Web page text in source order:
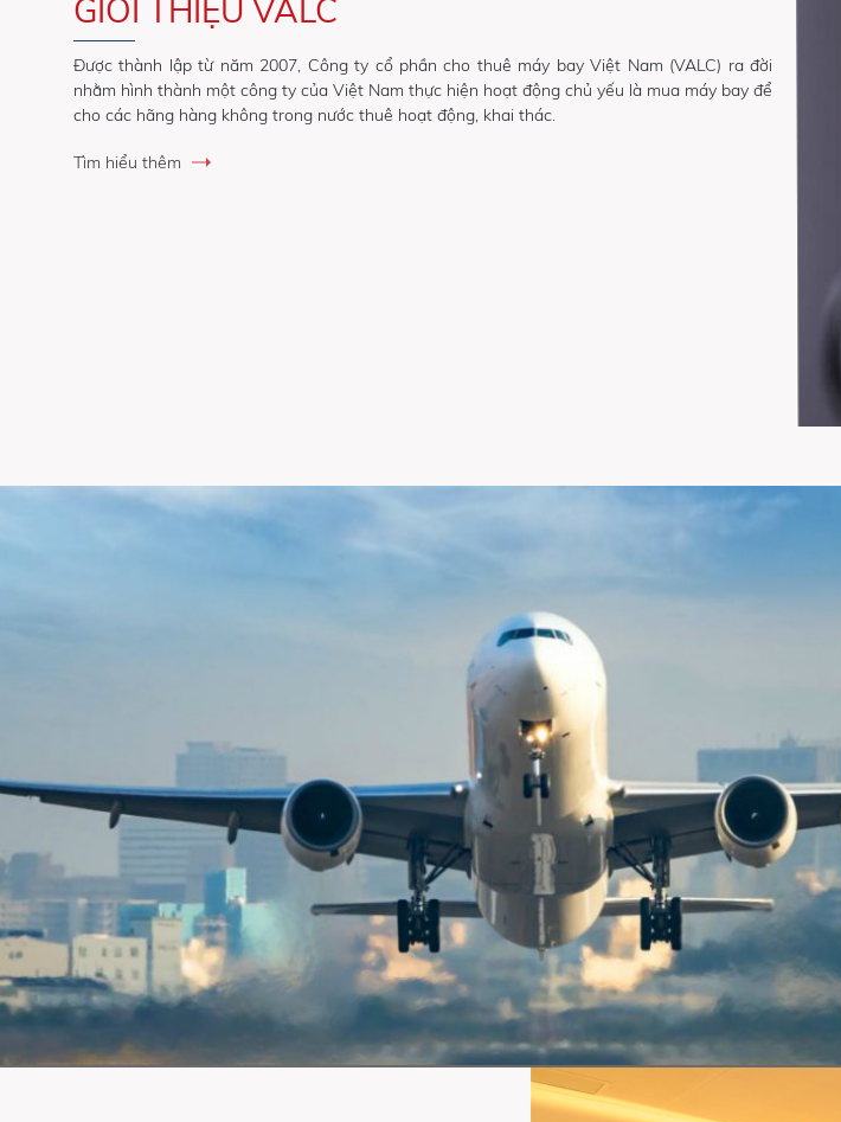
GIỚI THIỆU VALC
Được thành lập từ năm 2007, Công ty cổ phần cho thuê máy bay Việt Nam (VALC) ra đời
nhằm hình thành một công ty của Việt Nam thực hiện hoạt động chủ yếu là mua máy bay để
cho các hãng hàng không trong nước thuê hoạt động, khai thác.
Tìm hiểu thêm